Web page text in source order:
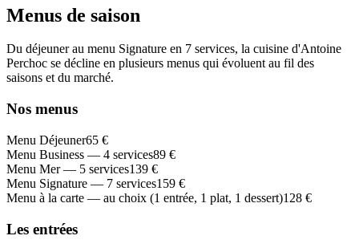
Menus de saison
Du déjeuner au menu Signature en 7 services, la cuisine d'Antoine
Perchoc se décline en plusieurs menus qui évoluent au fil des
saisons et du marché.
Nos menus
Menu Déjeuner65 €
Menu Business — 4 services89 €
Menu Mer — 5 services139 €
Menu Signature — 7 services159 €
Menu à la carte — au choix (1 entrée, 1 plat, 1 dessert)128 €
Les entrées